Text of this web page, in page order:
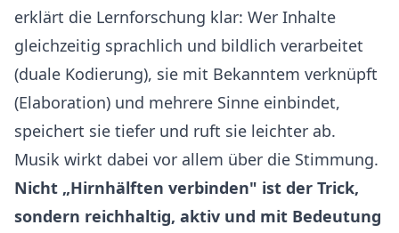
erklärt die Lernforschung klar: Wer Inhalte
gleichzeitig sprachlich und bildlich verarbeitet
(duale Kodierung), sie mit Bekanntem verknüpft
(Elaboration) und mehrere Sinne einbindet,
speichert sie tiefer und ruft sie leichter ab.
Musik wirkt dabei vor allem über die Stimmung.
Nicht „Hirnhälften verbinden" ist der Trick,
sondern reichhaltig, aktiv und mit Bedeutung